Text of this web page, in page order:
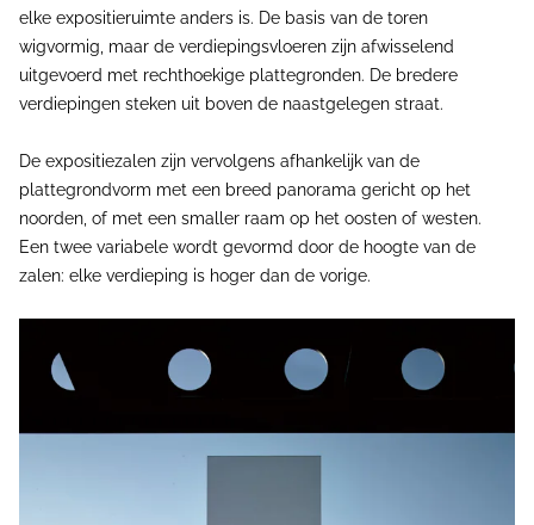
elke expositieruimte anders is. De basis van de toren
wigvormig, maar de verdiepingsvloeren zijn afwisselend
uitgevoerd met rechthoekige plattegronden. De bredere
verdiepingen steken uit boven de naastgelegen straat.
De expositiezalen zijn vervolgens afhankelijk van de
plattegrondvorm met een breed panorama gericht op het
noorden, of met een smaller raam op het oosten of westen.
Een twee variabele wordt gevormd door de hoogte van de
zalen: elke verdieping is hoger dan de vorige.